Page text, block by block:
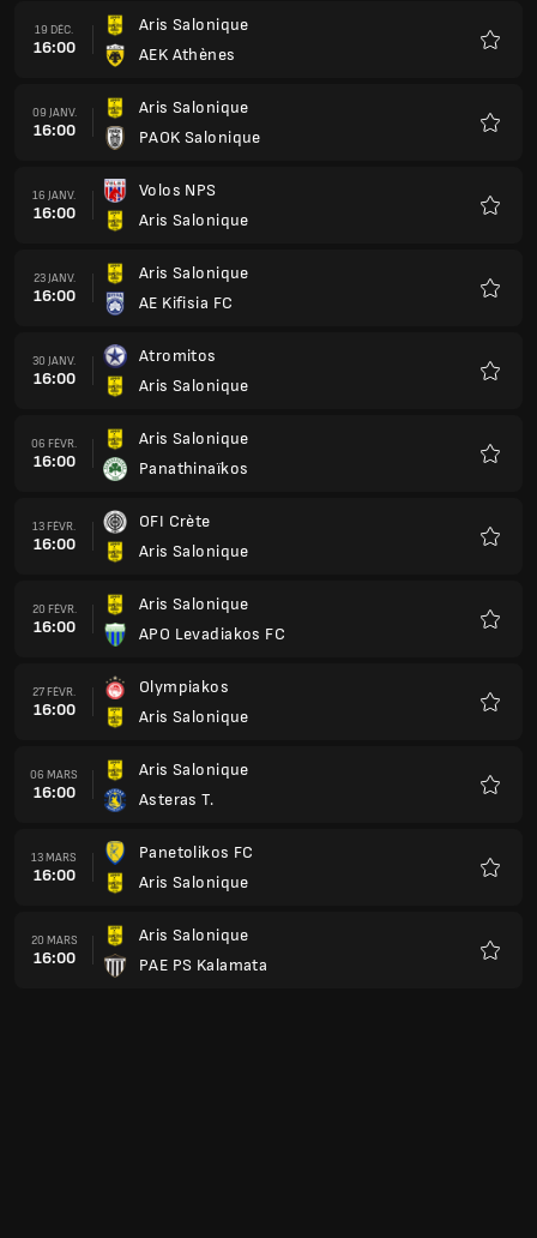
19 DÉC.
16:00
Aris Salonique
AEK Athènes
09 JANV.
16:00
Aris Salonique
PAOK Salonique
16 JANV.
16:00
Volos NPS
Aris Salonique
23 JANV.
16:00
Aris Salonique
AE Kifisia FC
30 JANV.
16:00
Atromitos
Aris Salonique
06 FÉVR.
16:00
Aris Salonique
Panathinaïkos
13 FÉVR.
16:00
OFI Crète
Aris Salonique
20 FÉVR.
16:00
Aris Salonique
APO Levadiakos FC
27 FÉVR.
16:00
Olympiakos
Aris Salonique
06 MARS
16:00
Aris Salonique
Asteras T.
13 MARS
16:00
Panetolikos FC
Aris Salonique
20 MARS
16:00
Aris Salonique
PAE PS Kalamata